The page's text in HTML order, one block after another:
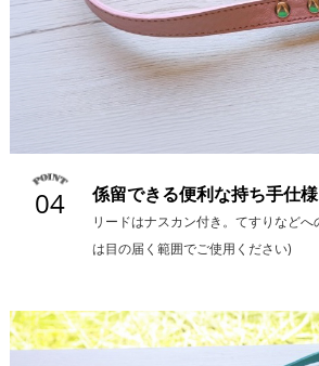
04 係留できる便利な持ち手仕様
リードはナスカン付き。てすりなど
は目の届く範囲でご使用ください)